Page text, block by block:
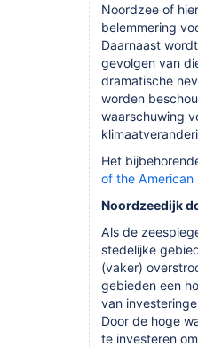
Noordzee of
belemmering
Daarnaast
gevolgen van
dramatische
worden
waarschuwing
Het
of the American
Noordzeedijk
Als de
stedelijke
(vaker)
gebieden een
van
Door de hoge
te investeren